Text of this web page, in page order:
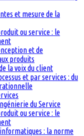
et mesure de la
ou service : le
et de
produits
la voix du client
et par services : du
du Service
ou service : le
: la norme